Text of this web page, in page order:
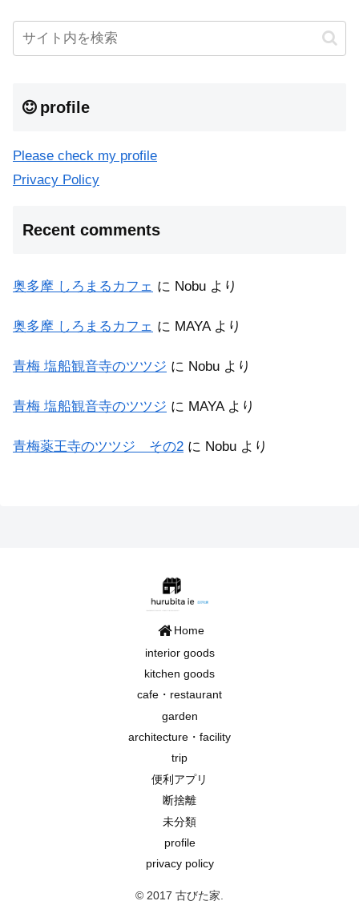
profile
Please check my profile
Privacy Policy
Recent comments
奥多摩 しろまるカフェ に Nobu より
奥多摩 しろまるカフェ に MAYAより
青梅 塩船観音寺のツツジ に Nobu より
青梅 塩船観音寺のツツジ に MAYAより
青梅薬王寺のツツジ その2 に Nobu より
Home
interior goods
kitchen goods
cafe・restaurant
garden
architecture・facility
trip
便利アプリ
断捨離
未分類
profile
privacy policy
© 2017 古びた家.